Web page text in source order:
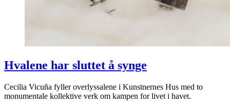
Hvalene har sluttet å synge
Cecilia Vicuña fyller overlyssalene i Kunstnernes Hus med to
monumentale kollektive verk om kampen for livet i havet.